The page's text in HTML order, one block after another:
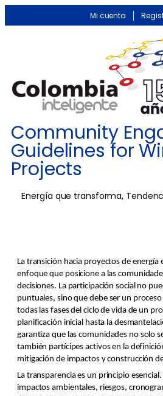
Mi cuenta
Community
Guidelines for
Projects
Energía que transforma,
La transición hacia proyectos de energía
enfoque que posicione a las
decisiones. La participación social no
puntuales, sino que debe ser un
todas las fases del ciclo de vida de un
planificación inicial hasta la
garantiza que las comunidades no solo
también partícipes activos en la
mitigación de impactos y construcción
La transparencia es un principio
impactos ambientales, riesgos,